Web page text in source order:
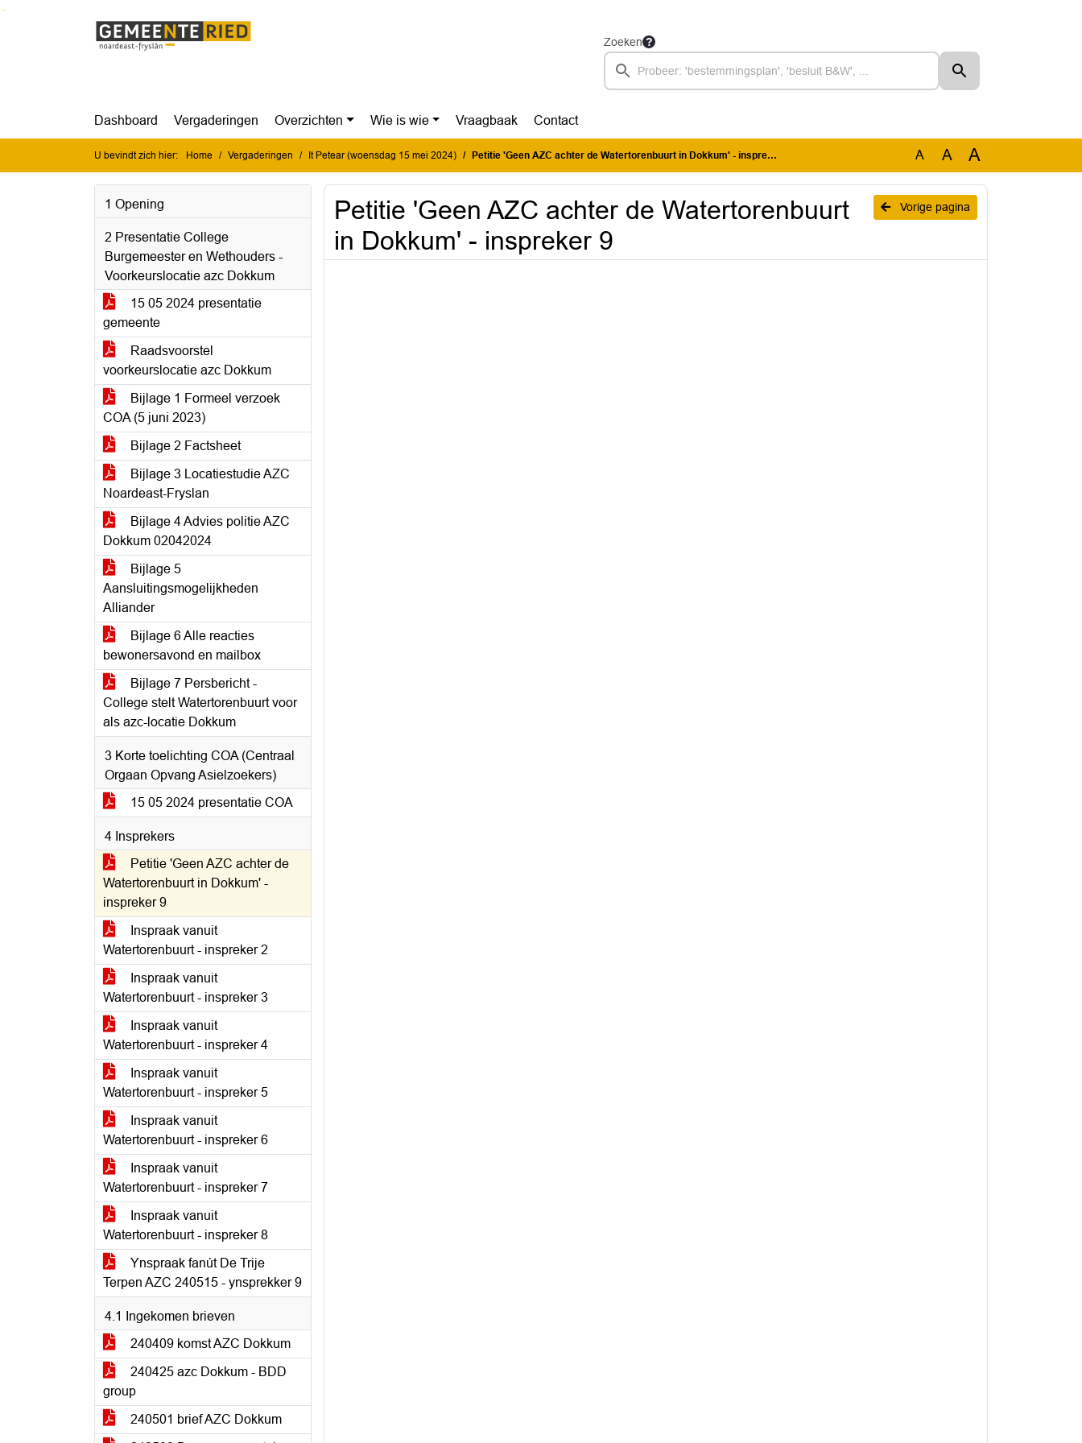
Ga naar de inhoud van deze pagina
Ga naar het zoeken
Ga naar het menu
Zoeken
Dashboard Vergaderingen Overzichten Wie is wie Vraagbaak Contact
U bevindt zich hier: Home Vergaderingen It Petear (woensdag 15 mei 2024) Petitie 'Geen AZC achter de Watertorenbuurt in Dokkum' - inspreker 9 A A A
1 Opening
2 Presentatie College
Burgemeester en Wethouders -
Voorkeurslocatie azc Dokkum
15 05 2024 presentatie
gemeente
Raadsvoorstel
voorkeurslocatie azc Dokkum
Bijlage 1 Formeel verzoek
COA (5 juni 2023)
Bijlage 2 Factsheet
Bijlage 3 Locatiestudie AZC
Noardeast-Fryslan
Bijlage 4 Advies politie AZC
Dokkum 02042024
Bijlage 5
Aansluitingsmogelijkheden
Alliander
Bijlage 6 Alle reacties
bewonersavond en mailbox
Bijlage 7 Persbericht -
College stelt Watertorenbuurt voor
als azc-locatie Dokkum
3 Korte toelichting COA (Centraal
Orgaan Opvang Asielzoekers)
15 05 2024 presentatie COA
4 Insprekers
Petitie 'Geen AZC achter de
Watertorenbuurt in Dokkum' -
inspreker 9
Inspraak vanuit
Watertorenbuurt - inspreker 2
Inspraak vanuit
Watertorenbuurt - inspreker 3
Inspraak vanuit
Watertorenbuurt - inspreker 4
Inspraak vanuit
Watertorenbuurt - inspreker 5
Inspraak vanuit
Watertorenbuurt - inspreker 6
Inspraak vanuit
Watertorenbuurt - inspreker 7
Inspraak vanuit
Watertorenbuurt - inspreker 8
Ynspraak fanút De Trije
Terpen AZC 240515 - ynsprekker 9
4.1 Ingekomen brieven
240409 komst AZC Dokkum
240425 azc Dokkum - BDD
group
240501 brief AZC Dokkum
Vorige pagina
Petitie 'Geen AZC achter de Watertorenbuurt
in Dokkum' - inspreker 9